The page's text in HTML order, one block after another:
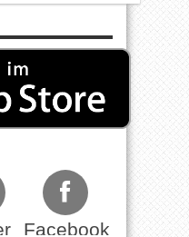
Facebook